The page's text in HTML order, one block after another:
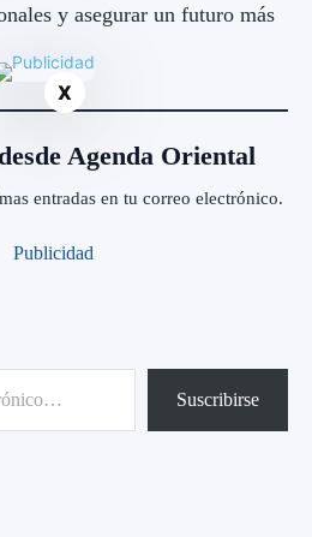
y asegurar un futuro más
Agenda Oriental
entradas en tu correo electrónico.
Suscribirse
X